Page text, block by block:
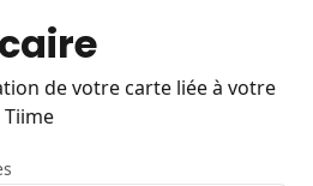
de votre carte liée à votre